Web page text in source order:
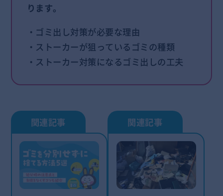
ります。
・ゴミ出し対策が必要な理由
・ストーカーが狙っているゴミの種類
・ストーカー対策になるゴミ出しの工夫